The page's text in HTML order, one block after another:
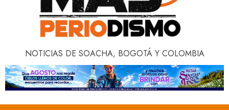
NOTICIAS DE SOACHA, BOGOTÁ Y COLOMBIA